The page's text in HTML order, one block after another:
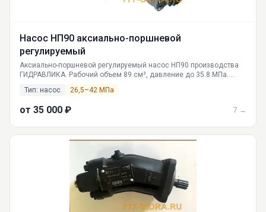
Насос НП90 аксиально-поршневой
регулируемый
Аксиально-поршневой регулируемый насос НП90 производства
ГИДРАВЛИКА. Рабочий объем 89 см³, давление до 35.8 МПа.
gidra.ru.
Тип: насос 26,5–42 МПа
от 35 000 ₽ 7 →